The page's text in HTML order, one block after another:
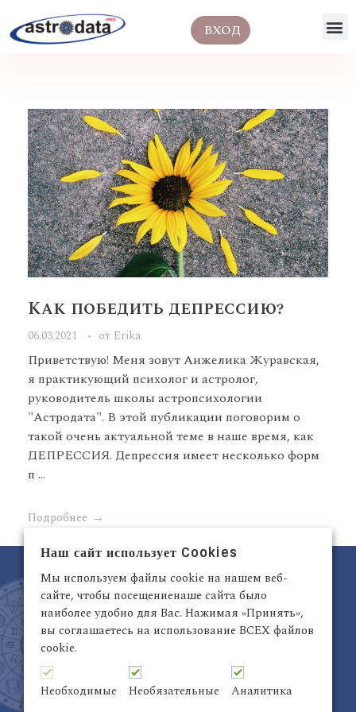
ВХОД
Как победить депрессию?
06.03.2021 от Erika
Приветствую! Меня зовут Анжелика Журавская,
я практикующий психолог и астролог,
руководитель школы астропсихологии
"Астродата". В этой публикации поговорим о
такой очень актуальной теме в наше время, как
ДЕПРЕССИЯ. Депрессия имеет несколько форм
п ...
Подробнее
Латвия, Рига,
Электронный адрес:
info@astrodata.lv
ASTRODATA Copyrite © 2021 | Designed by
Наш сайт использует Cookies
Мы используем файлы cookie на нашем веб-
сайте, чтобы посещениенаше сайта было
наиболее удобно для Вас. Нажимая «Принять»,
вы соглашаетесь на использование ВСЕХ файлов
cookie.
Необходимые Необязательные Аналитика